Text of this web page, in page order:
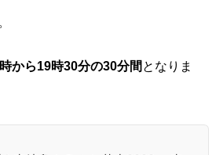
から19時30分の30分間 となりま